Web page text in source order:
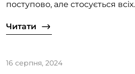
поступово, але стосується
Читати
16 серпня, 2024